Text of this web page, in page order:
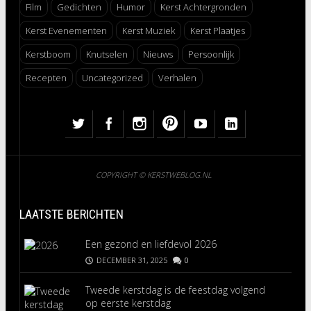
Film
Gedichten Humor
Kerst Achtergronden
Kerst Evenementen
Kerst Muziek
Kerst Plaatjes
Kerstboom
Knutselen Nieuws
Persoonlijk
Recepten
Uncategorized Verhalen
COPYRIGHT © KERSTWEBLOG.NL
LAATSTE BERICHTEN
Een gezond en liefdevol 2026
DECEMBER 31, 2025 0
Tweede kerstdag is de feestdag volgend
op eerste kerstdag